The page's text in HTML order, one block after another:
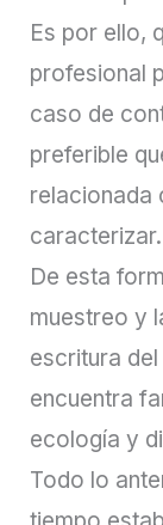
Es por ello,
profesional
caso de
preferible
relacionada
caracterizar.
De esta
muestreo y
escritura
encuentra
ecología y
Todo lo